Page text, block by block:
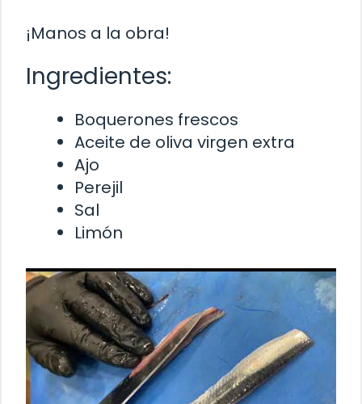
¡Manos a la obra!
Ingredientes:
Boquerones frescos
Aceite de oliva virgen extra
Ajo
Perejil
Sal
Limón